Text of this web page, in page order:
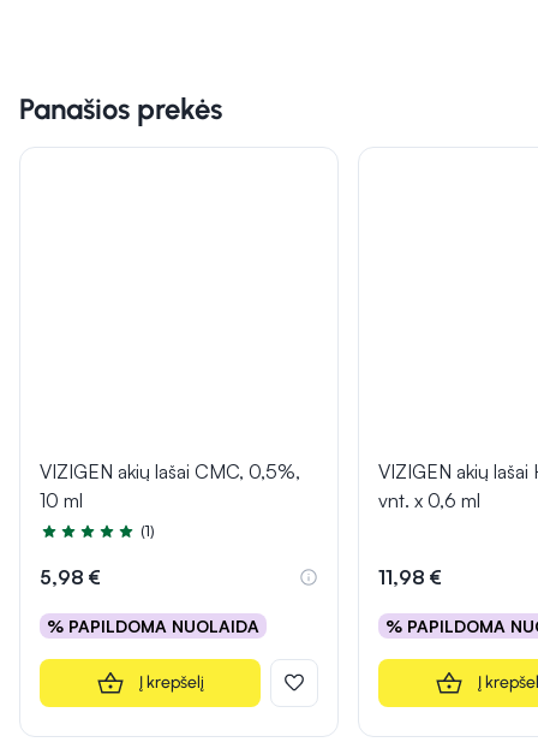
Panašios prekės
VIZIGEN akių lašai CMC, 0,5%,
10 ml
Įvertinimas 5.0 iš 5
(1)
5,98 €
% PAPILDOMA NUOLAIDA
Į krepšelį
VIZIGEN akių lašai
vnt. x 0,6 ml
11,98 €
% PAPILDOMA
Į